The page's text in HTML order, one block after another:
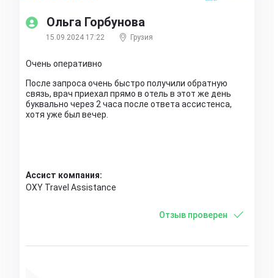
Ольга Горбунова
15.09.2024 17:22 Грузия
Очень оперативно
После запроса очень быстро получили обратную
связь, врач приехал прямо в отель в этот же день
буквально через 2 часа после ответа ассистенса,
хотя уже был вечер.
Ассист компания:
OXY Travel Assistance
Отзыв проверен